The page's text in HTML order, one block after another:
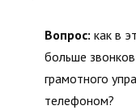
Вопрос: как в
больше
грамотного
телефоном?